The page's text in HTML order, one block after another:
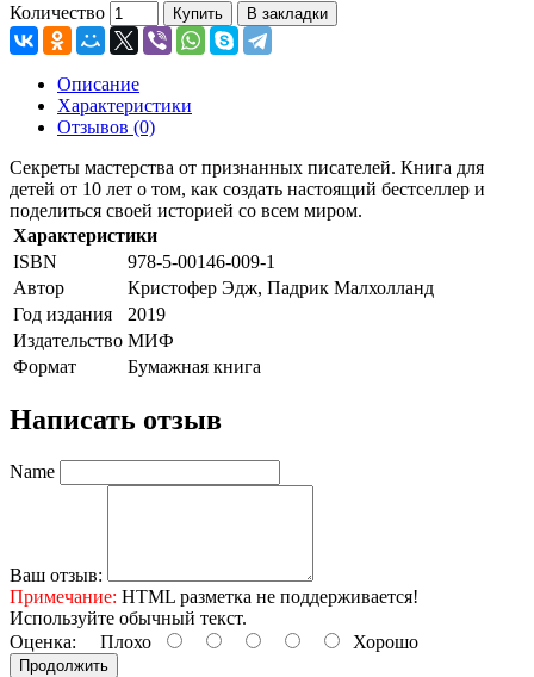
Количество Купить В закладки
Описание
Характеристики
Отзывов (0)
Секреты мастерства от признанных писателей. Книга для
детей от 10 лет о том, как создать настоящий бестселлер и
поделиться своей историей со всем миром.
Характеристики
ISBN
978-5-00146-009-1
Автор
Кристофер Эдж, Падрик Малхолланд
Год издания
2019
Издательство МИФ
Формат
Бумажная книга
Написать отзыв
Name
Ваш отзыв:
Примечание: HTML разметка не поддерживается!
Используйте обычный текст.
Оценка: Плохо Хорошо
Продолжить